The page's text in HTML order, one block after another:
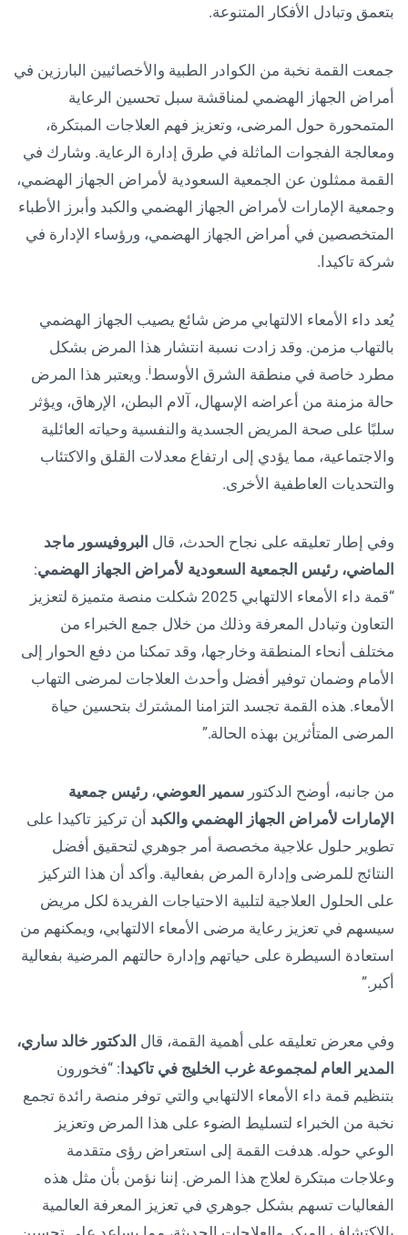
بتعمق وتبادل الأفكار المتنوعة.
جمعت القمة نخبة من الكوادر الطبية والأخصائيين البارزين في
أمراض الجهاز الهضمي لمناقشة سبل تحسين الرعاية
المتمحورة حول المرضى، وتعزيز فهم العلاجات المبتكرة،
ومعالجة الفجوات الماثلة في طرق إدارة الرعاية. وشارك في
القمة ممثلون عن الجمعية السعودية لأمراض الجهاز الهضمي،
وجمعية الإمارات لأمراض الجهاز الهضمي والكبد وأبرز الأطباء
المتخصصين في أمراض الجهاز الهضمي، ورؤساء الإدارة في
شركة تاكيدا.
يُعد داء الأمعاء الالتهابي مرض شائع يصيب الجهاز الهضمي
بالتهاب مزمن. وقد زادت نسبة انتشار هذا المرض بشكل
مطرد خاصة في منطقة الشرق الأوسطi. ويعتبر هذا المرض
حالة مزمنة من أعراضه الإسهال، آلام البطن، الإرهاق، ويؤثر
سلبًا على صحة المريض الجسدية والنفسية وحياته العائلية
والاجتماعية، مما يؤدي إلى ارتفاع معدلات القلق والاكتئاب
والتحديات العاطفية الأخرى.
وفي إطار تعليقه على نجاح الحدث، قال البروفيسور ماجد
الماضي، رئيس الجمعية السعودية لأمراض الجهاز الهضمي:
“قمة داء الأمعاء الالتهابي 2025 شكلت منصة متميزة لتعزيز
التعاون وتبادل المعرفة وذلك من خلال جمع الخبراء من
مختلف أنحاء المنطقة وخارجها، وقد تمكنا من دفع الحوار إلى
الأمام وضمان توفير أفضل وأحدث العلاجات لمرضى التهاب
الأمعاء. هذه القمة تجسد التزامنا المشترك بتحسين حياة
المرضى المتأثرين بهذه الحالة.”
من جانبه، أوضح الدكتور سمير العوضي، رئيس جمعية
الإمارات لأمراض الجهاز الهضمي والكبد أن تركيز تاكيدا على
تطوير حلول علاجية مخصصة أمر جوهري لتحقيق أفضل
النتائج للمرضى وإدارة المرض بفعالية. وأكد أن هذا التركيز
على الحلول العلاجية لتلبية الاحتياجات الفريدة لكل مريض
سيسهم في تعزيز رعاية مرضى الأمعاء الالتهابي، ويمكنهم من
استعادة السيطرة على حياتهم وإدارة حالتهم المرضية بفعالية
أكبر.”
وفي معرض تعليقه على أهمية القمة، قال الدكتور خالد ساري،
المدير العام لمجموعة غرب الخليج في تاكيدا : “فخورون
بتنظيم قمة داء الأمعاء الالتهابي والتي توفر منصة رائدة تجمع
نخبة من الخبراء لتسليط الضوء على هذا المرض وتعزيز
الوعي حوله. هدفت القمة إلى استعراض رؤى متقدمة
وعلاجات مبتكرة لعلاج هذا المرض. إننا نؤمن بأن مثل هذه
الفعاليات تسهم بشكل جوهري في تعزيز المعرفة العالمية